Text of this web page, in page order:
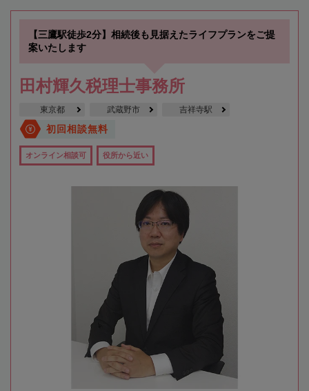
【三鷹駅徒歩2分】相続後も見据えたライフプランをご提
案いたします
田村輝久税理士事務所
東京都 武蔵野市 吉祥寺駅
初回相談無料
オンライン相談可 役所から近い